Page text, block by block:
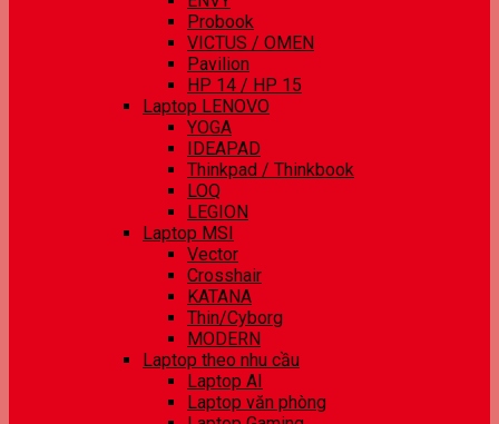
Probook
VICTUS / OMEN
Pavilion
HP 14 / HP 15
Laptop LENOVO
YOGA
IDEAPAD
Thinkpad / Thinkbook
LOQ
LEGION
Laptop MSI
Vector
Crosshair
KATANA
Thin/Cyborg
MODERN
Laptop theo nhu cầu
Laptop AI
Laptop văn phòng